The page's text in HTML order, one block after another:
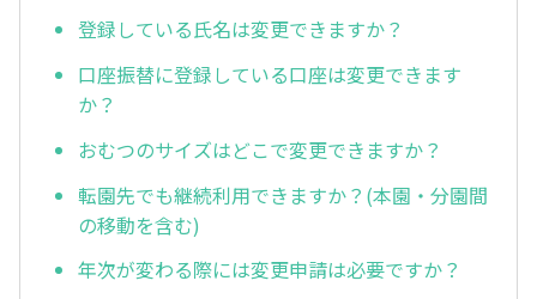
登録している氏名は変更できますか？
口座振替に登録している口座は変更できます
か？
おむつのサイズはどこで変更できますか？
転園先でも継続利用できますか？(本園・分園間
の移動を含む)
年次が変わる際には変更申請は必要ですか？